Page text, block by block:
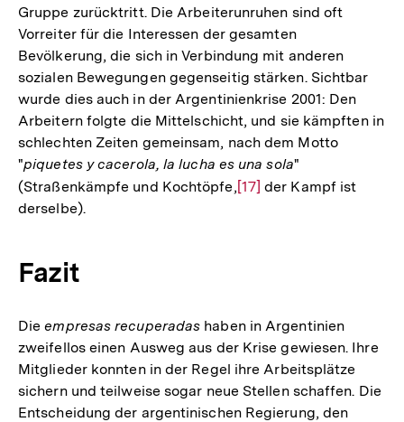
Gruppe zurücktritt. Die Arbeiterunruhen sind oft
Vorreiter für die Interessen der gesamten
Bevölkerung, die sich in Verbindung mit anderen
sozialen Bewegungen gegenseitig stärken. Sichtbar
wurde dies auch in der Argentinienkrise 2001: Den
Arbeitern folgte die Mittelschicht, und sie kämpften in
schlechten Zeiten gemeinsam, nach dem Motto
"piquetes y cacerola, la lucha es una sola"
(Straßenkämpfe und Kochtöpfe,Zur
[17] der Kampf ist
derselbe).
Fazit
Dieempresas recuperadas haben in Argentinien
zweifellos einen Ausweg aus der Krise gewiesen. Ihre
Mitglieder konnten in der Regel ihre Arbeitsplätze
sichern und teilweise sogar neue Stellen schaffen. Die
Entscheidung der argentinischen Regierung, den